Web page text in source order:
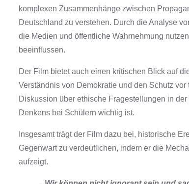
komplexen Zusammenhänge zwischen
Deutschland zu verstehen. Durch die Analyse
die Medien und öffentliche Wahrnehmung
beeinflussen.
Der Film bietet auch einen kritischen Blick auf
Verständnis von Demokratie und den Schutz
Diskussion über ethische Fragestellungen in
Denkens bei Schülern wichtig ist.
Insgesamt trägt der Film dazu bei, historische
Gegenwart zu verdeutlichen, indem er die
aufzeigt.